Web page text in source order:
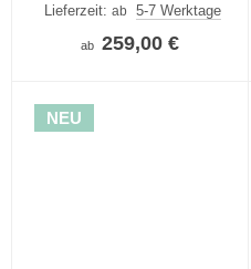
weiß | verschiedene Größen
Lieferzeit: ab 5-7 Werktage
ab 259,00 €
NEU